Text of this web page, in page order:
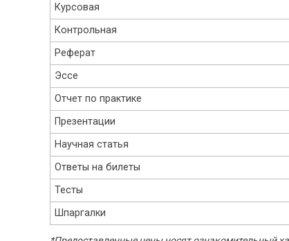
Курсовая
Контрольная
Реферат
Эссе
Отчет по практике
Презентации
Научная статья
Ответы на билеты
Тесты
Шпаргалки